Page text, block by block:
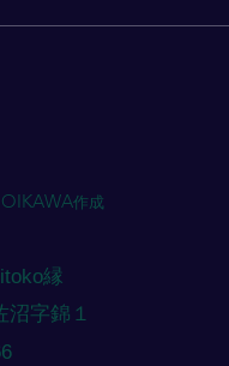
りま
作成
縁
沼字錦１